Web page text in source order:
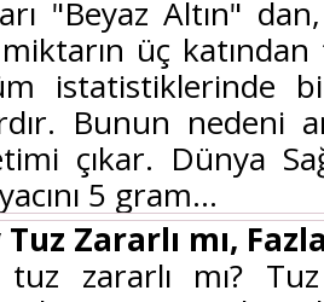
"Beyaz Altın"
üç
istatistiklerinde
Bunun nedeni
çıkar. Dünya
5 gram...
Tuz Zararlı mı,
tuz zararlı mı?